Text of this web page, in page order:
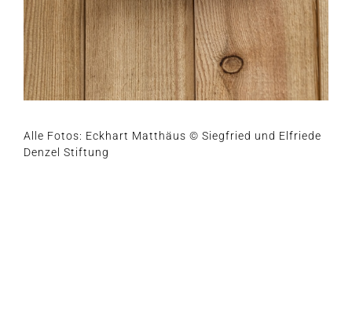
Alle Fotos: Eck­hart Mat­thä­us © Sieg­fried und Elfrie­de
Den­zel Stiftung